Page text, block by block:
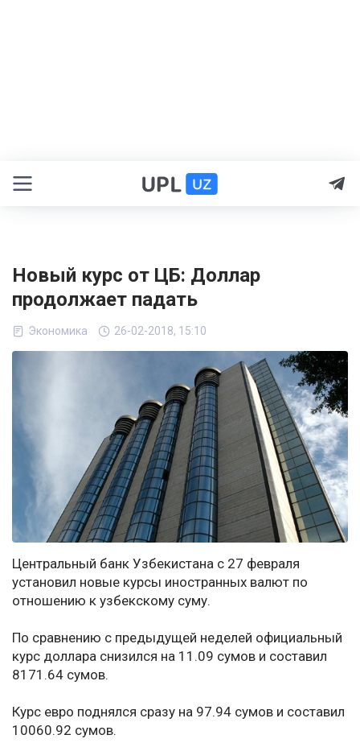
Новый курс от ЦБ: Доллар
продолжает падать
Экономика 26-02-2018, 15:10
Центральный банк Узбекистана с 27 февраля
установил новые курсы иностранных валют по
отношению к узбекскому суму.
По сравнению с предыдущей неделей официальный
курс доллара снизился на 11.09 сумов и составил
8171.64 сумов.
Курс евро поднялся сразу на 97.94 сумов и составил
10060.92 сумов.